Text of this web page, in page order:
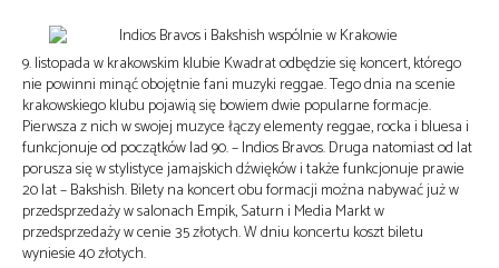
9. listopada w krakowskim klubie Kwadrat odbędzie się koncert, którego
nie powinni minąć obojętnie fani muzyki reggae. Tego dnia na scenie
krakowskiego klubu pojawią się bowiem dwie popularne formacje.
Pierwsza z nich w swojej muzyce łączy elementy reggae, rocka i bluesa i
funkcjonuje od początków lad 90. – Indios Bravos. Druga natomiast od lat
porusza się w stylistyce jamajskich dźwięków i także funkcjonuje prawie
20 lat – Bakshish. Bilety na koncert obu formacji można nabywać już w
przedsprzedaży w salonach Empik, Saturn i Media Markt w
przedsprzedaży w cenie 35 złotych. W dniu koncertu koszt biletu
wyniesie 40 złotych.